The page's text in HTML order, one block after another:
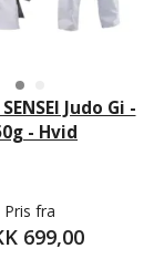
Judo Gi -
- Hvid
Pris fra
699,00